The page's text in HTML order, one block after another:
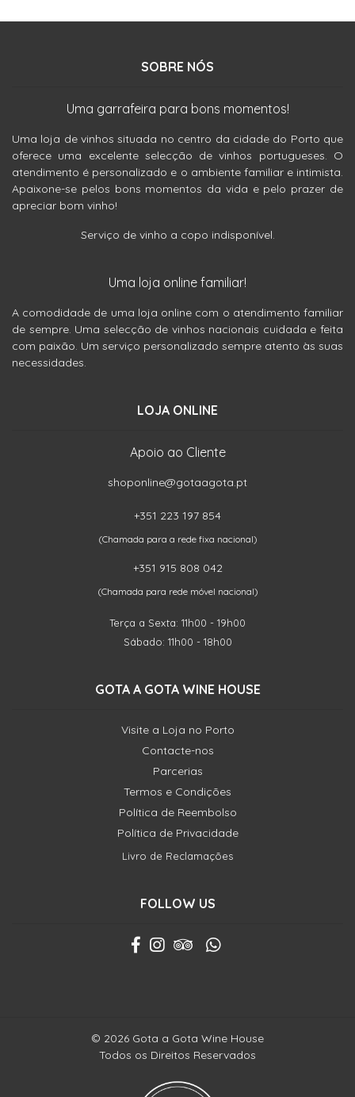
SOBRE NÓS
Uma garrafeira para bons momentos!
Uma loja de vinhos situada no centro da cidade do Porto que
oferece uma excelente selecção de vinhos portugueses. O
atendimento é personalizado e o ambiente familiar e intimista.
Apaixone-se pelos bons momentos da vida e pelo prazer de
apreciar bom vinho!
Serviço de vinho a copo indisponível.
Uma loja online familiar!
A comodidade de uma loja online com o atendimento familiar
de sempre. Uma selecção de vinhos nacionais cuidada e feita
com paixão. Um serviço personalizado sempre atento às suas
necessidades.
LOJA ONLINE
Apoio ao Cliente
shoponline@gotaagota.pt
+351 223 197 854
(Chamada para a rede fixa nacional)
+351 915 808 042
(Chamada para rede móvel nacional)
Terça a Sexta: 11h00 - 19h00
Sábado: 11h00 - 18h00
GOTA A GOTA WINE HOUSE
Visite a Loja no Porto
Contacte-nos
Parcerias
Termos e Condições
Política de Reembolso
Política de Privacidade
Livro de Reclamações
FOLLOW US
© 2026 Gota a Gota Wine House
Todos os Direitos Reservados